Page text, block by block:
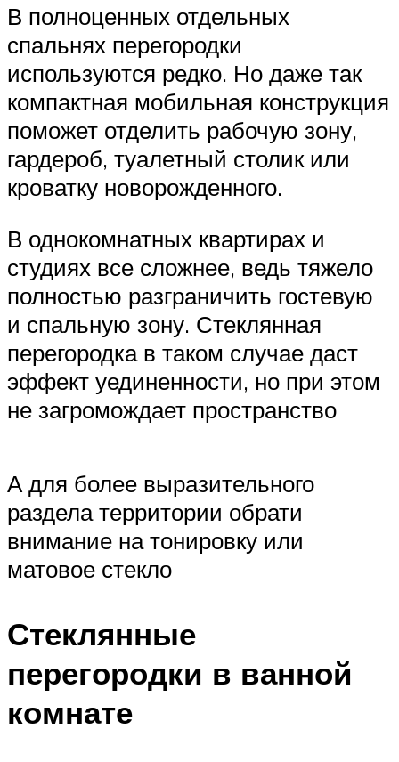
В полноценных отдельных
спальнях перегородки
используются редко. Но даже так
компактная мобильная конструкция
поможет отделить рабочую зону,
гардероб, туалетный столик или
кроватку новорожденного.
В однокомнатных квартирах и
студиях все сложнее, ведь тяжело
полностью разграничить гостевую
и спальную зону. Стеклянная
перегородка в таком случае даст
эффект уединенности, но при этом
не загромождает пространство
А для более выразительного
раздела территории обрати
внимание на тонировку или
матовое стекло
Стеклянные
перегородки в ванной
комнате